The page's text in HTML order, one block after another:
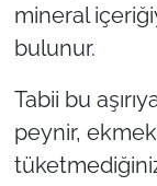
mineral
bulunur.
Tabii bu
peynir,